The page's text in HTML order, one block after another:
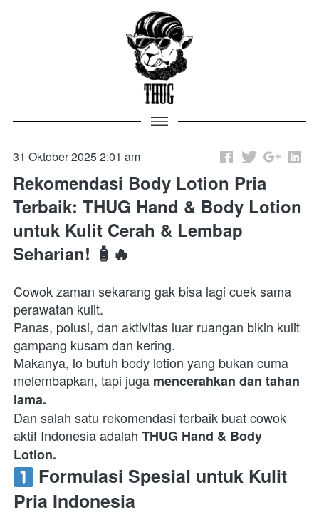
31 Oktober 2025 2:01 am
Rekomendasi Body Lotion Pria
Terbaik: THUG Hand & Body Lotion
untuk Kulit Cerah & Lembap
Seharian! 🧴🔥
Cowok zaman sekarang gak bisa lagi cuek sama
perawatan kulit.
Panas, polusi, dan aktivitas luar ruangan bikin kulit
gampang kusam dan kering.
Makanya, lo butuh body lotion yang bukan cuma
melembapkan, tapi juga mencerahkan dan tahan
lama.
Dan salah satu rekomendasi terbaik buat cowok
aktif Indonesia adalah THUG Hand & Body
Lotion.
Formulasi Spesial untuk Kulit
Pria Indonesia